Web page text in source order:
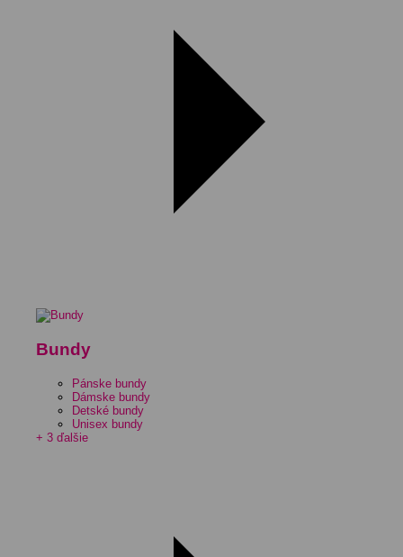
Bundy
Pánske bundy
Dámske bundy
Detské bundy
Unisex bundy
+ 3 ďalšie